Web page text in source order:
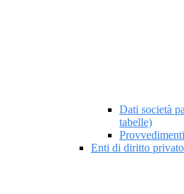
Dati società
tabelle)
Provvedimenti
Enti di diritto